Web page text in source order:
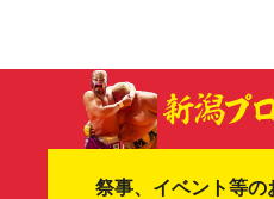
祭事、イベント等の